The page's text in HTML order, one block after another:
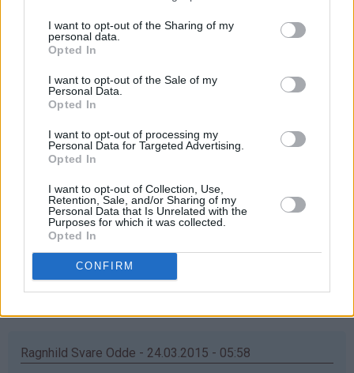
I want to opt-out of the Sharing of my
personal data.
Opted In
I want to opt-out of the Sale of my
Personal Data.
Opted In
I want to opt-out of processing my
Personal Data for Targeted Advertising.
Opted In
I want to opt-out of Collection, Use,
Retention, Sale, and/or Sharing of my
Personal Data that Is Unrelated with the
Purposes for which it was collected.
Opted In
CONFIRM
Anne Grete Jørgensen - 24.03.2015 - 05:58
å det ønsker jeg meg veldig til min datter som flyttet inn
i ny leilighet i helgen. Da kan jo ho mor få vafler når hun
er på besøk ❤️
Elisabeth - 24.03.2015 - 05:58
åååå det hadde vært supert om jeg var så heldig å vinne
Vi elsker vaffler, men jernet har akkurat takket for seg
Så jeg krysser fingre & håper...
Ragnhild Svare Odde - 24.03.2015 - 05:58